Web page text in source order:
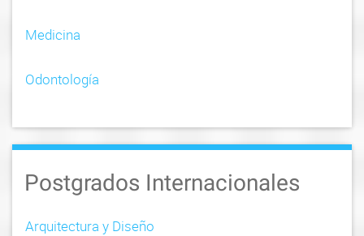
Medicina
Odontología
Postgrados Internacionales
Arquitectura y Diseño